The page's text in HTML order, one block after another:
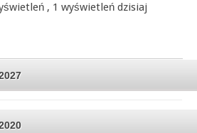
, 1 wyświetleń dzisiaj